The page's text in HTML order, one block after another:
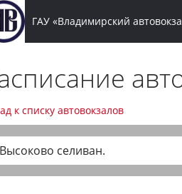
ГАУ «Владимирский
к списку автовокзалов
Высоково селиван.